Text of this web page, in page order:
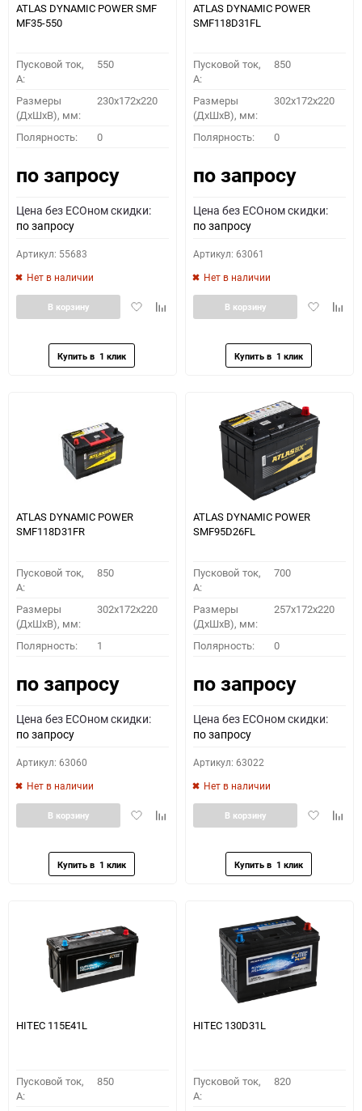
ATLAS DYNAMIC POWER SMF
MF35-550
Пусковой ток,
A:
550
Размеры
(ДхШхВ), мм:
230x172x220
Полярность: 0
по запросу
Цена без ECOном скидки:
по запросу
Артикул: 55683
Нет в наличии
ДобавитьДобавить
В корзину
ATLAS DYNAMIC POWER
SMF118D31FL
Пусковой ток,
A:
850
Размеры
(ДхШхВ), мм:
302x172x220
Полярность: 0
по запросу
Цена без ECOном скидки:
по запросу
Артикул: 63061
Нет в наличии
Добавить
В корзину
ATLAS DYNAMIC POWER
SMF118D31FR
Пусковой ток,
A:
850
Размеры
(ДхШхВ), мм:
302x172x220
Полярность: 1
по запросу
Цена без ECOном скидки:
по запросу
Артикул: 63060
Нет в наличии
ДобавитьДобавить
В корзину
ATLAS DYNAMIC POWER
SMF95D26FL
Пусковой ток,
A:
700
Размеры
(ДхШхВ), мм:
257x172x220
Полярность: 0
по запросу
Цена без ECOном скидки:
по запросу
Артикул: 63022
Нет в наличии
Добавить
В корзину
HITEC 115E41L
Пусковой ток,
A:
850
HITEC 130D31L
Пусковой ток,
A:
820